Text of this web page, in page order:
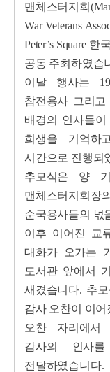
맨체스터지회
War Veterans
Peter’s Square
공동 주최하였습
이날 행사는
참전용사 그리
배경의 인사들
희생을 기억하
시간으로 진행되
추모식은 양
맨체스터지회장
순국용사들의 넋
이후 이어진 교
대화가 오가는
도서관 앞에서
새겼습니다. 추
감사 오찬이 이어
오찬 자리에서
감사의 인사
전달하였습니다.